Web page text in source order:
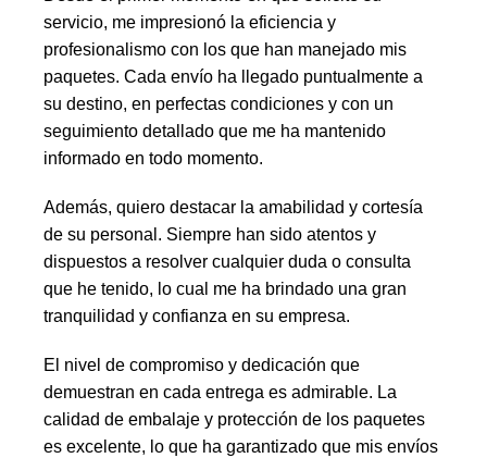
servicio, me impresionó la eficiencia y
profesionalismo con los que han manejado mis
paquetes. Cada envío ha llegado puntualmente a
su destino, en perfectas condiciones y con un
seguimiento detallado que me ha mantenido
informado en todo momento.
Además, quiero destacar la amabilidad y cortesía
de su personal. Siempre han sido atentos y
dispuestos a resolver cualquier duda o consulta
que he tenido, lo cual me ha brindado una gran
tranquilidad y confianza en su empresa.
El nivel de compromiso y dedicación que
demuestran en cada entrega es admirable. La
calidad de embalaje y protección de los paquetes
es excelente, lo que ha garantizado que mis envíos